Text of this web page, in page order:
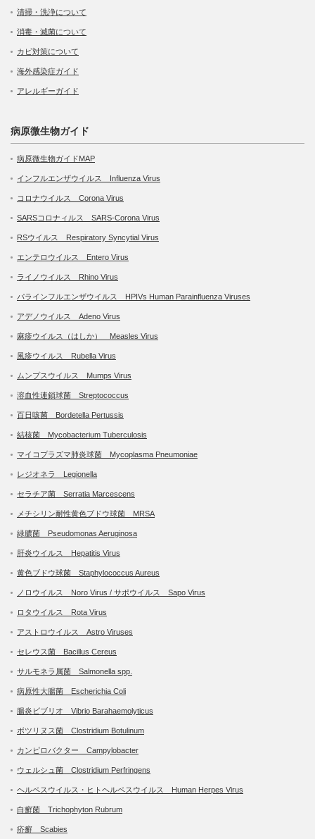
清掃・洗浄について
消毒・滅菌について
カビ対策について
海外感染症ガイド
アレルギーガイド
病原微生物ガイド
病原微生物ガイドMAP
インフルエンザウイルス Influenza Virus
コロナウイルス Corona Virus
SARSコロナィルス SARS-Corona Virus
RSウイルス Respiratory Syncytial Virus
エンテロウイルス Entero Virus
ライノウイルス Rhino Virus
パラインフルエンザウイルス HPIVs Human Parainfluenza Viruses
アデノウイルス Adeno Virus
麻疹ウイルス（はしか） Measles Virus
風疹ウイルス Rubella Virus
ムンプスウイルス Mumps Virus
溶血性連鎖球菌 Streptococcus
百日咳菌 Bordetella Pertussis
結核菌 Mycobacterium Tuberculosis
マイコプラズマ肺炎球菌 Mycoplasma Pneumoniae
レジオネラ Legionella
セラチア菌 Serratia Marcescens
メチシリン耐性黄色ブドウ球菌 MRSA
緑膿菌 Pseudomonas Aeruginosa
肝炎ウイルス Hepatitis Virus
黄色ブドウ球菌 Staphylococcus Aureus
ノロウイルス Noro Virus / サポウイルス Sapo Virus
ロタウイルス Rota Virus
アストロウイルス Astro Viruses
セレウス菌 Bacillus Cereus
サルモネラ属菌 Salmonella spp.
病原性大腸菌 Escherichia Coli
腸炎ビブリオ Vibrio Barahaemolyticus
ボツリヌス菌 Clostridium Botulinum
カンピロバクター Campylobacter
ウェルシュ菌 Clostridium Perfringens
ヘルペスウイルス・ヒトヘルペスウイルス Human Herpes Virus
白癬菌 Trichophyton Rubrum
疥癬 Scabies